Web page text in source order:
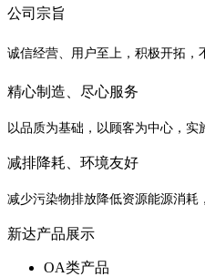
公司宗旨
诚信经营、用户至上，积极开拓，
精心制造、尽心服务
以品质为基础，以顾客为中心，实
减排降耗、环境友好
减少污染物排放降低资源能源消耗
新达产品展示
OA类产品